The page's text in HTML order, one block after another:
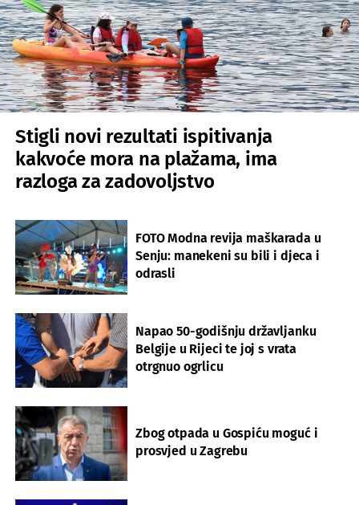
Stigli novi rezultati ispitivanja
kakvoće mora na plažama, ima
razloga za zadovoljstvo
FOTO Modna revija maškarada u
Senju: manekeni su bili i djeca i
odrasli
Napao 50-godišnju državljanku
Belgije u Rijeci te joj s vrata
otrgnuo ogrlicu
Zbog otpada u Gospiću moguć i
prosvjed u Zagrebu